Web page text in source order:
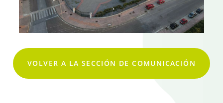
VOLVER A LA SECCIÓN DE COMUNICACIÓN